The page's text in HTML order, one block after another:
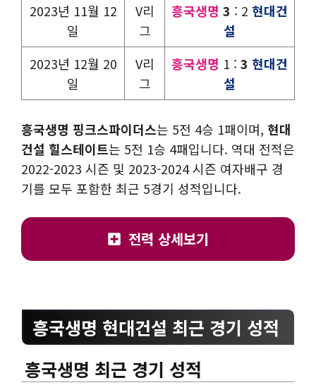
2023년 11월 12
일
V리
그
흥국생명 3 : 2 현대건
설
2023년 12월 20
일
V리
그
흥국생명 1 : 3 현대건
설
흥국생명 핑크스파이더스는 5전 4승 1패이며, 현대
건설 힐스테이트는 5전 1승 4패입니다. 역대 전적은
2022-2023 시즌 및 2023-2024 시즌 여자배구 경
기를 모두 포함한 최근 5경기 성적입니다.
전력 상세보기
흥국생명 현대건설 최근 경기 성적
흥국생명 최근 경기 성적